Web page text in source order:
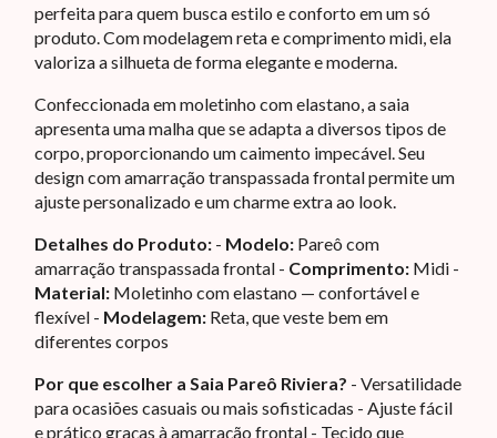
perfeita para quem busca estilo e conforto em um só
produto. Com modelagem reta e comprimento midi, ela
valoriza a silhueta de forma elegante e moderna.
Confeccionada em moletinho com elastano, a saia
apresenta uma malha que se adapta a diversos tipos de
corpo, proporcionando um caimento impecável. Seu
design com amarração transpassada frontal permite um
ajuste personalizado e um charme extra ao look.
Detalhes do Produto: - Modelo: Pareô com
amarração transpassada frontal - Comprimento: Midi -
Material: Moletinho com elastano — confortável e
flexível - Modelagem: Reta, que veste bem em
diferentes corpos
Por que escolher a Saia Pareô Riviera? - Versatilidade
para ocasiões casuais ou mais sofisticadas - Ajuste fácil
e prático graças à amarração frontal - Tecido que